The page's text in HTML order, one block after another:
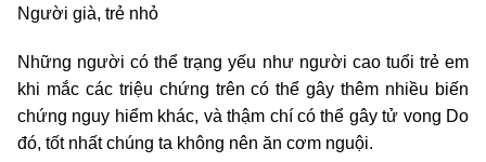
Người già, trẻ nhỏ
Những người có thể trạng yếu như người cao tuổi trẻ em
khi mắc các triệu chứng trên có thể gây thêm nhiều biến
chứng nguy hiểm khác, và thậm chí có thể gây tử vong Do
đó, tốt nhất chúng ta không nên ăn cơm nguội.